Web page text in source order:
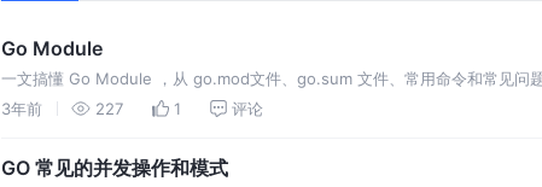
Go Module
一文搞懂 Go Module ，从 go.mod文件、go.sum 文件、常用命令和常见问
3年前
227 1 评论
GO 常见的并发操作和模式